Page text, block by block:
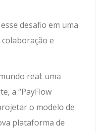
desafio em uma
e
real: uma
a “PayFlow
o modelo de
plataforma de